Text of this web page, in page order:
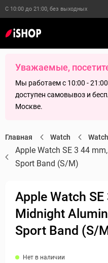
С 10:00 до 21:00, без выходных
Уважаемые,
Мы работаем с 10:00 -
доступен самовывоз и
Москве.
Главная Watch
Apple Watch SE 3 44
Sport Band (S/M)
Apple Watch
Midnight
Sport Band (S/
Нет в наличии